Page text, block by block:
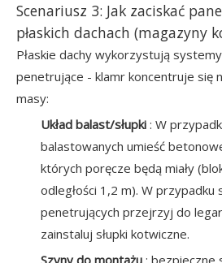
Scenariusz 3: Jak zaciskać
płaskich dachach (magazyny
Płaskie dachy wykorzystują
penetrujące - klamr koncentruje się
masy:
Układ balast/słupki : W
balastowanych umieść
których poręcze będą miały
odległości 1,2 m). W
penetrujących przejrzyj do
zainstaluj słupki kotwiczne.